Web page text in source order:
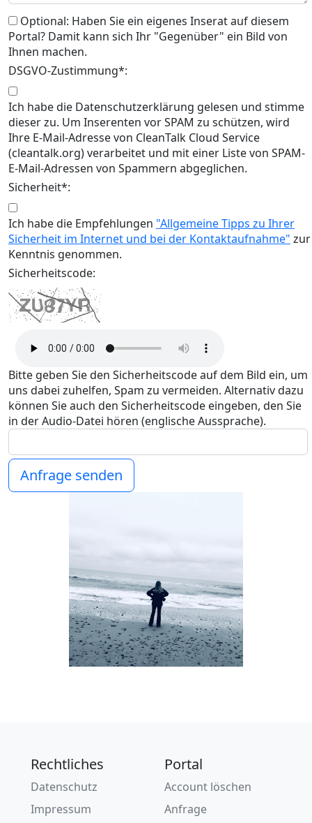
Optional: Haben Sie ein eigenes Inserat auf diesem
Portal? Damit kann sich Ihr "Gegenüber" ein Bild von
Ihnen machen.
DSGVO-Zustimmung*:
Ich habe die Datenschutzerklärung gelesen und stimme
dieser zu. Um Inserenten vor SPAM zu schützen, wird
Ihre E-Mail-Adresse von CleanTalk Cloud Service
(cleantalk.org) verarbeitet und mit einer Liste von SPAM-
E-Mail-Adressen von Spammern abgeglichen.
Sicherheit*:
Ich habe die Empfehlungen "Allgemeine Tipps zu Ihrer
Sicherheit im Internet und bei der Kontaktaufnahme" zur
Kenntnis genommen.
Sicherheitscode:
Bitte geben Sie den Sicherheitscode auf dem Bild ein, um
uns dabei zuhelfen, Spam zu vermeiden. Alternativ dazu
können Sie auch den Sicherheitscode eingeben, den Sie
in der Audio-Datei hören (englische Aussprache).
Anfrage senden
Rechtliches
Datenschutz
Impressum
Portal
Account löschen
Anfrage